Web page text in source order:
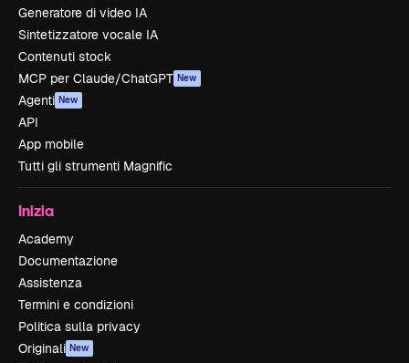
Generatore di video IA
Sintetizzatore vocale IA
Contenuti stock
MCP per Claude/ChatGPT New
Agenti New
API
App mobile
Tutti gli strumenti Magnific
Inizia
Academy
Documentazione
Assistenza
Termini e condizioni
Politica sulla privacy
Originali New